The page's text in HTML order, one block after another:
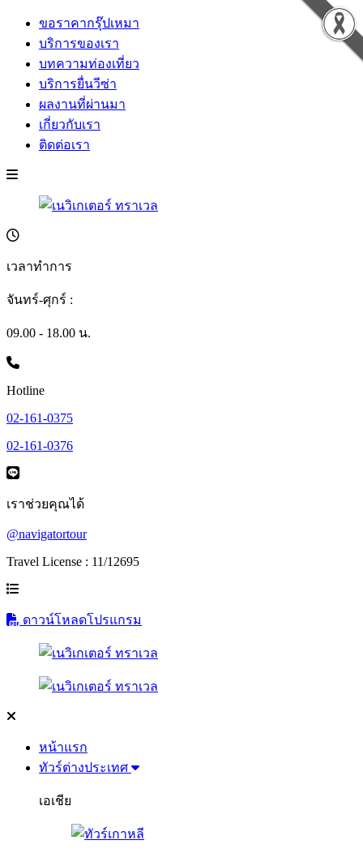
ขอราคากรุ๊ปเหมา
บริการของเรา
บทความท่องเที่ยว
บริการยื่นวีซ่า
ผลงานที่ผ่านมา
เกี่ยวกับเรา
ติดต่อเรา
เวลาทำการ
จันทร์-ศุกร์ :
09.00 - 18.00 น.
Hotline
02-161-0375
02-161-0376
เราช่วยคุณได้
@navigatortour
Travel License : 11/12695
ดาวน์โหลดโปรแกรม
หน้าแรก
ทัวร์ต่างประเทศ
เอเชีย